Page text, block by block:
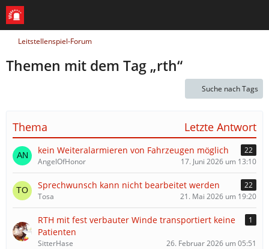
Leitstellenspiel-Forum
Themen mit dem Tag „rth“
Suche nach Tags
Thema Letzte Antwort
kein Weiteralarmieren von Fahrzeugen möglich
22
AngelOfHonor
17. Juni 2026 um 13:10
Sprechwunsch kann nicht bearbeitet werden
22
Tosa
21. Mai 2026 um 19:20
RTH mit fest verbauter Winde transportiert keine
Patienten
1
SitterHase 26. Februar 2026 um 05:51